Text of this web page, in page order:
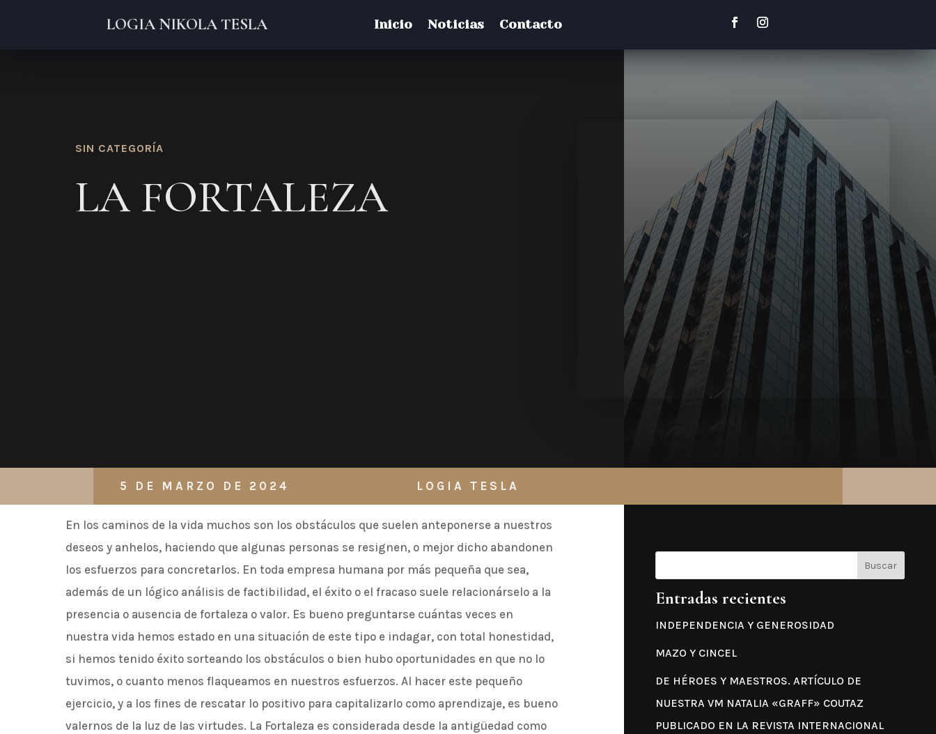
LOGIA NIKOLA TESLA Inicio Noticias Contacto
SIN CATEGORÍA
LA FORTALEZA
5 DE MARZO DE 2024 LOGIA TESLA
En los caminos de la vida muchos son los obstáculos que suelen anteponerse a nuestros
deseos y anhelos, haciendo que algunas personas se resignen, o mejor dicho abandonen
los esfuerzos para concretarlos. En toda empresa humana por más pequeña que sea,
además de un lógico análisis de factibilidad, el éxito o el fracaso suele relacionárselo a la
presencia o ausencia de fortaleza o valor. Es bueno preguntarse cuántas veces en
nuestra vida hemos estado en una situación de este tipo e indagar, con total honestidad,
si hemos tenido éxito sorteando los obstáculos o bien hubo oportunidades en que no lo
tuvimos, o cuanto menos flaqueamos en nuestros esfuerzos. Al hacer este pequeño
ejercicio, y a los fines de rescatar lo positivo para capitalizarlo como aprendizaje, es bueno
valernos de la luz de las virtudes. La Fortaleza es considerada desde la antigüedad como
Buscar
Entradas recientes
INDEPENDENCIA Y GENEROSIDAD
MAZO Y CINCEL
DE HÉROES Y MAESTROS. ARTÍCULO DE
NUESTRA VM NATALIA «GRAFF» COUTAZ
PUBLICADO EN LA REVISTA INTERNACIONAL